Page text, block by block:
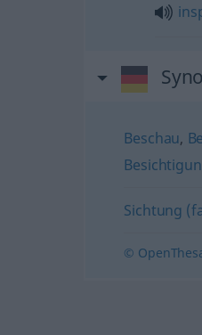
Beschau,
Sichtung
©